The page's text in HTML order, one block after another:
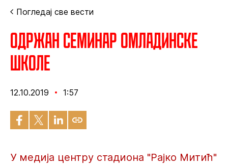
Погледај све вести
Одржан семинар Омладинске
школе
12.10.2019 1:57
У медија центру стадиона "Рајко Митић"